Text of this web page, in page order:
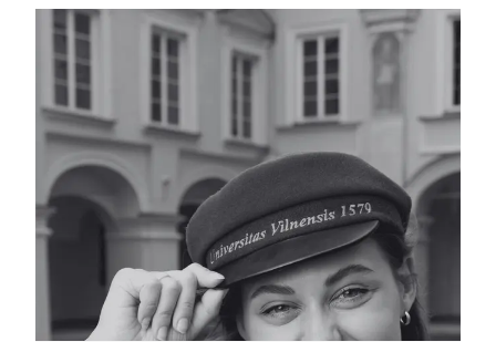
psoriazė, kraujotakos ligos ir pan.
taikinius.
Greta Malčiauskaitė
Genetikos absolventė, „Amgen“ Europos
būstinės Šveicarijoje strateginio
planavimo ir valdymo vyresnioji partnerė